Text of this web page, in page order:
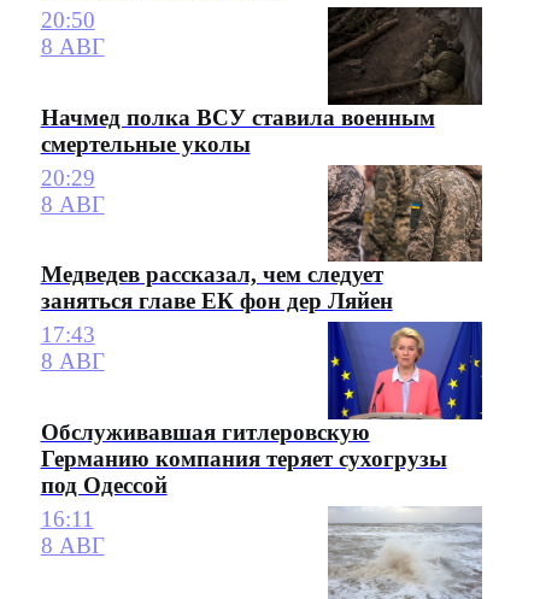
20:50
8 АВГ
Начмед полка ВСУ ставила военным
смертельные уколы
20:29
8 АВГ
Медведев рассказал, чем следует
заняться главе ЕК фон дер Ляйен
17:43
8 АВГ
Обслуживавшая гитлеровскую
Германию компания теряет сухогрузы
под Одессой
16:11
8 АВГ